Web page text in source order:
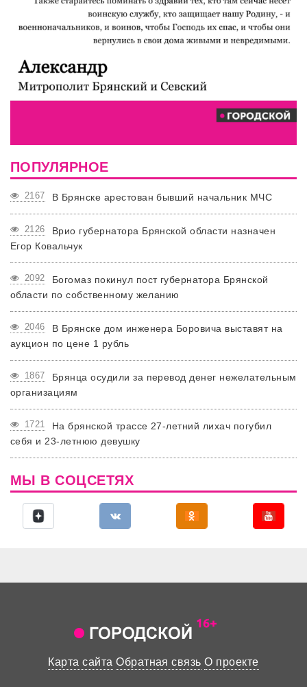
ПОПУЛЯРНОЕ
2167 В Брянске арестован бывший начальник МЧС
2126
Врио губернатора Брянской области назначен
Егор Ковальчук
2092
Богомаз покинул пост губернатора Брянской
области по собственному желанию
2046
В Брянске дом инженера Боровича выставят на
аукцион по цене 1 рубль
1867
Брянца осудили за перевод денег нежелательным
организациям
1721
На брянской трассе 27-летний лихач погубил
себя и 23-летнюю девушку
МЫ В СОЦСЕТЯХ
Карта сайта Обратная связь О проекте